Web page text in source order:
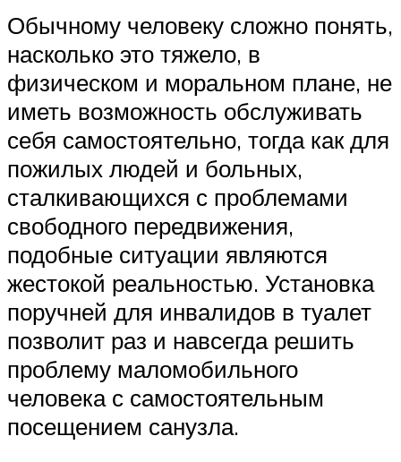
Обычному человеку сложно понять,
насколько это тяжело, в
физическом и моральном плане, не
иметь возможность обслуживать
себя самостоятельно, тогда как для
пожилых людей и больных,
сталкивающихся с проблемами
свободного передвижения,
подобные ситуации являются
жестокой реальностью. Установка
поручней для инвалидов в туалет
позволит раз и навсегда решить
проблему маломобильного
человека с самостоятельным
посещением санузла.